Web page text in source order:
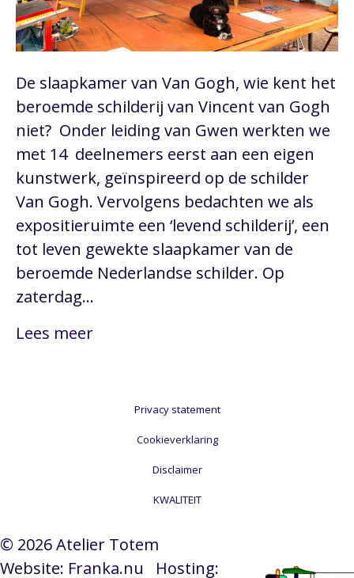
De slaapkamer van Van Gogh, wie kent het
beroemde schilderij van Vincent van Gogh
niet? Onder leiding van Gwen werkten we
met 14 deelnemers eerst aan een eigen
kunstwerk, geïnspireerd op de schilder
Van Gogh. Vervolgens bedachten we als
expositieruimte een ‘levend schilderij’, een
tot leven gewekte slaapkamer van de
beroemde Nederlandse schilder. Op
zaterdag…
Lees meer
Privacy statement
Cookieverklaring
Disclaimer
KWALITEIT
© 2026 Atelier Totem
Website: Franka.nu Hosting: